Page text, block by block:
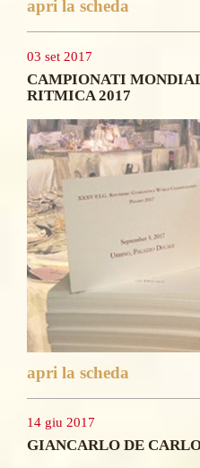
apri la scheda
03 set 2017
CAMPIONATI
RITMICA 2017
apri la scheda
14 giu 2017
GIANCARLO DE